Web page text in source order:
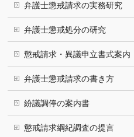
弁護士懲戒請求の実務研究
弁護士懲戒処分の研究
懲戒請求・異議申立書式案内
弁護士懲戒請求の書き方
紛議調停の案内書
懲戒請求綱紀調査の提言